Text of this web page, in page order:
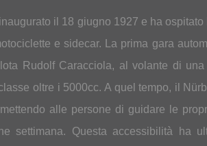
il 18 giugno 1927 e ha ospitato
e sidecar. La prima gara
Rudolf Caracciola, al volante di una
oltre i 5000cc. A quel tempo, il
alle persone di guidare le
settimana. Questa accessibilità ha